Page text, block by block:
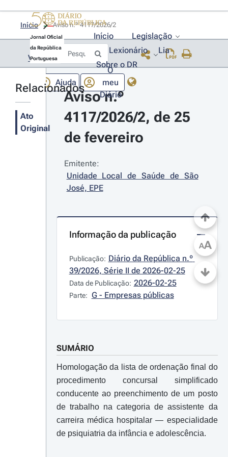
Jornal Oficial
da República
Portuguesa
Início
Legislação
Lexionário
Lia
Sobre o DR
Ajuda
O
meu
Diário
Início
Voltar
Relacionados
Ato
Original
Aviso n.º
4117/2026/2, de 25
de fevereiro
Emitente:
Unidade Local de Saúde de São
José, EPE
Informação da publicação
Publicação: Diário da República n.º
39/2026, Série II de 2026-02-25
Data de Publicação: 2026-02-25
Parte: G - Empresas públicas
SUMÁRIO
Homologação da lista de ordenação final do
procedimento concursal simplificado
conducente ao preenchimento de um posto
de trabalho na categoria de assistente da
carreira médica hospitalar ― especialidade
de psiquiatria da infância e adolescência.
AA